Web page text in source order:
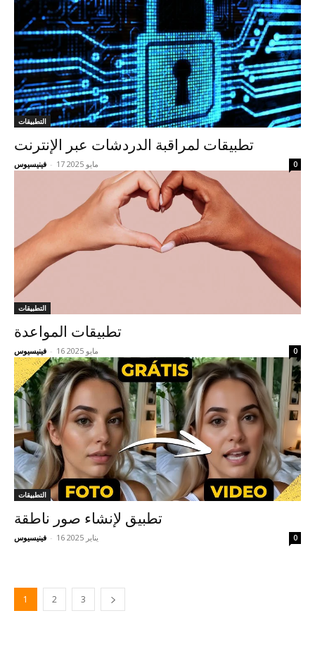
التطبيقات
تطبيقات لمراقبة الدردشات عبر الإنترنت
فينيسيوس - 17 مايو 2025 0
التطبيقات
تطبيقات المواعدة
فينيسيوس - 16 مايو 2025 0
التطبيقات
تطبيق لإنشاء صور ناطقة
فينيسيوس - 16 يناير 2025 0
1 2 3